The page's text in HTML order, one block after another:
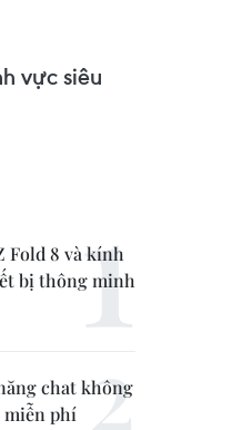
vực siêu
Fold 8 và kính
bị thông minh
chat không
miễn phí